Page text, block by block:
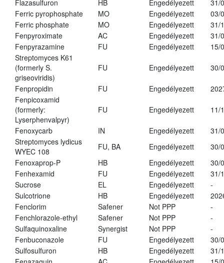
Flazasulfuron
HB Engedélyezett
31/
Ferric pyrophosphate
MO Engedélyezett
03/
Ferric phosphate
MO Engedélyezett
31/
Fenpyroximate
AC Engedélyezett
31/
Fenpyrazamine
FU Engedélyezett
15/
Streptomyces K61
(formerly S.
griseoviridis)
FU Engedélyezett 30/
Fenpropidin FU Engedélyezett
Fenpicoxamid
(formerly:
Lyserphenvalpyr)
FU Engedélyezett 11/
Fenoxycarb IN Engedélyezett
31/
Streptomyces lydicus
WYEC 108
FU, BA Engedélyezett
30/
Fenoxaprop-P
HB Engedélyezett
30/
Fenhexamid
FU Engedélyezett
31/
Sucrose
EL Engedélyezett
-
Sulcotrione
HB Engedélyezett
Fenclorim
Safener Not PPP
-
Fenchlorazole-ethyl
Safener Not PPP
-
Sulfaquinoxaline
Synergist Not PPP
-
Fenbuconazole
FU Engedélyezett
30/
Sulfosulfuron
HB Engedélyezett
31/